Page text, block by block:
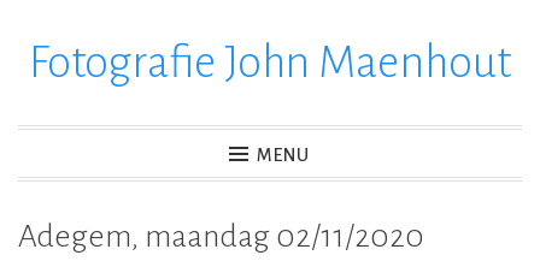
verderFotografie John Maenhout
MENU
Adegem, maandag 02/11/2020